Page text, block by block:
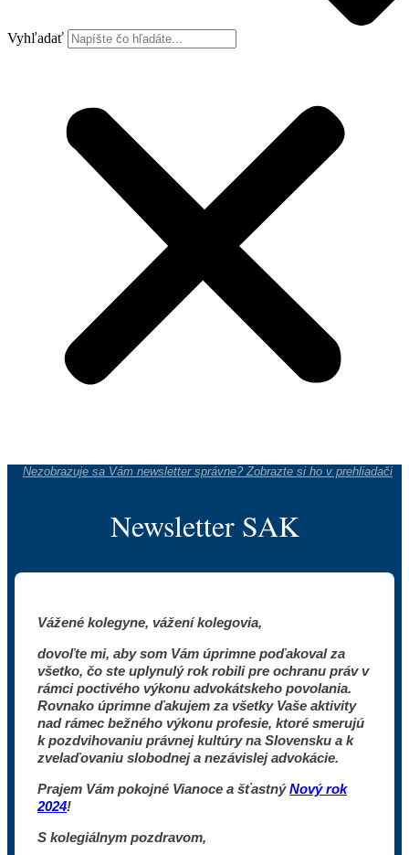
Vyhľadať
Nezobrazuje sa Vám newsletter správne? Zobrazte si ho v prehliadači
Newsletter SAK
Vážené kolegyne, vážení kolegovia,
dovoľte mi, aby som Vám úprimne poďakoval za
všetko, čo ste uplynulý rok robili pre ochranu práv v
rámci poctivého výkonu advokátskeho povolania.
Rovnako úprimne ďakujem za všetky Vaše aktivity
nad rámec bežného výkonu profesie, ktoré smerujú
k pozdvihovaniu právnej kultúry na Slovensku a k
zvelaďovaniu slobodnej a nezávislej advokácie.
Prajem Vám pokojné Vianoce a šťastnýNový rok
2024!
S kolegiálnym pozdravom,